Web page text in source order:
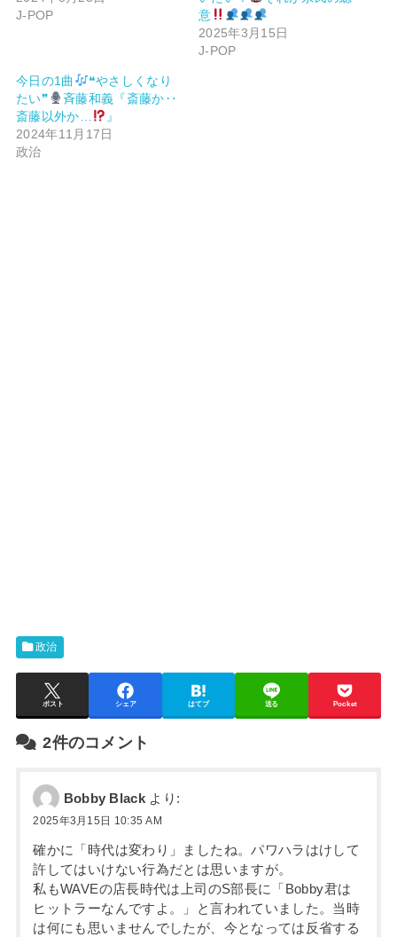
J-POP
意
2025年3月15日
J-POP
今日の1曲
❝やさしくなり
たい❞
斉藤和義『斎藤か‥
斎藤以外か…
』
2024年11月17日
政治
政治
ポスト シェア はてブ 送る Pocket
2件のコメント
Bobby Black より:
2025年3月15日 10:35 AM
確かに「時代は変わり」ましたね。パワハラはけして
許してはいけない行為だとは思いますが。
私もWAVEの店長時代は上司のS部長に「Bobby君は
ヒットラーなんですよ。」と言われていました。当時
は何にも思いませんでしたが、今となっては反省する